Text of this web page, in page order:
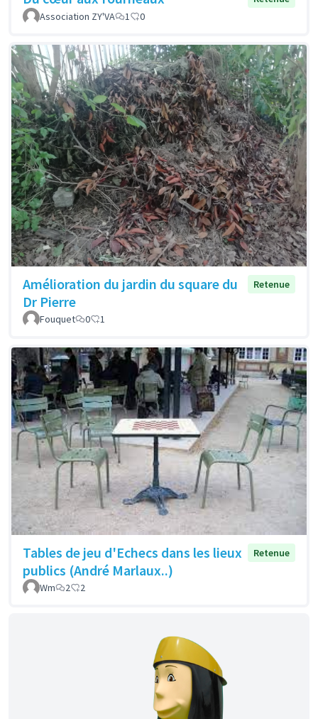
Association ZY'VA
1 0
Amélioration du jardin du square du
Dr Pierre
Retenue
Fouquet 0 1
Tables de jeu d'Echecs dans les lieux
publics (André Marlaux..)
Retenue
Wm 2 2